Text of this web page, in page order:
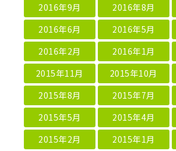
2016年9月
2016年8月
2016年6月
2016年5月
2016年2月
2016年1月
2015年11月
2015年10月
2015年8月
2015年7月
2015年5月
2015年4月
2015年2月
2015年1月